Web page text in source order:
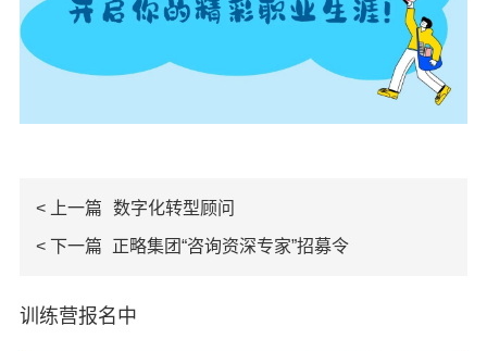
< 上一篇 数字化转型顾问
< 下一篇 正略集团“咨询资深专家”招募令
训练营报名中